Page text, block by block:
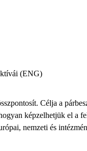
(ENG)
Célja a
képzelhetjük el a
nemzeti és